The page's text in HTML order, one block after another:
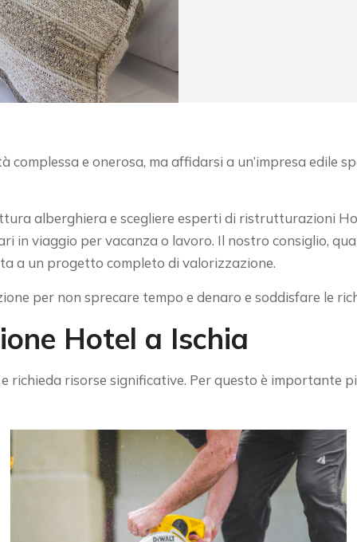
e onerosa, ma affidarsi a un’impresa edile
alberghiera e scegliere esperti di ristrutturazioni
in viaggio per vacanza o lavoro. Il nostro consiglio,
a un progetto completo di valorizzazione.
per non sprecare tempo e denaro e soddisfare le
Hotel a Ischia
richieda risorse significative. Per questo è importante